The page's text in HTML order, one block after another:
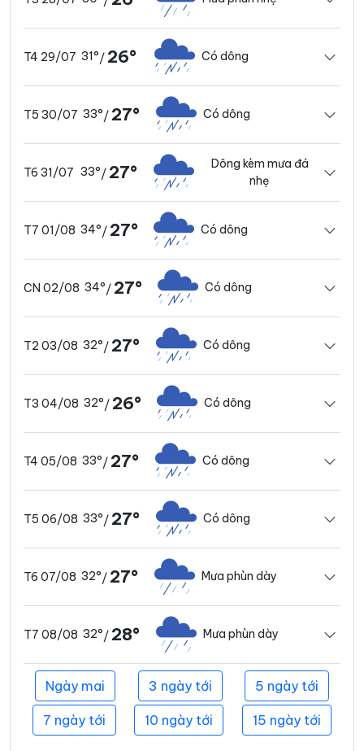
T4 29/07 31°/ 26° Có dông
T5 30/07 33°/ 27° Có dông
T6 31/07 33°/ 27°
Dông kèm mưa đá
nhẹ
T7 01/08 34°/ 27° Có dông
CN 02/08 34°/ 27° Có dông
T2 03/08 32°/ 27° Có dông
T3 04/08 32°/ 26° Có dông
T4 05/08 33°/ 27° Có dông
T5 06/08 33°/ 27° Có dông
T6 07/08 32°/ 27° Mưa phùn dày
T7 08/08 32°/ 28° Mưa phùn dày
Ngày mai 3 ngày tới 5 ngày tới
7 ngày tới 10 ngày tới 15 ngày tới